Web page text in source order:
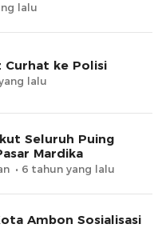
lalu
Curhat ke Polisi
lalu
Seluruh Puing
Mardika
6 tahun yang lalu
Ambon Sosialisasi